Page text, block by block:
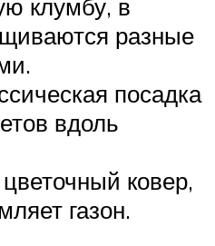
клумбу, в
разные
посадка
вдоль
ковер,
газон.